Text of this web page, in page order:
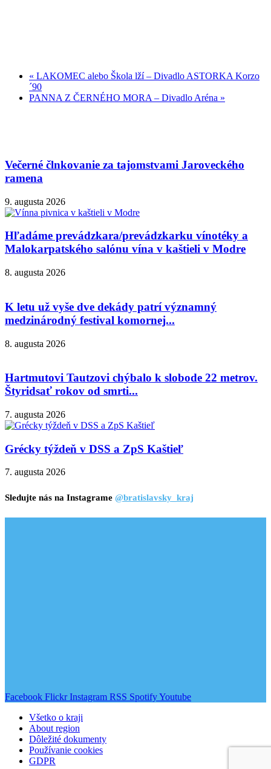
« LAKOMEC alebo Škola lží – Divadlo ASTORKA Korzo
´90
PANNA Z ČERNÉHO MORA – Divadlo Aréna »
Večerné člnkovanie za tajomstvami Jaroveckého
ramena
9. augusta 2026
Hľadáme prevádzkara/prevádzkarku vínotéky a
Malokarpatského salónu vína v kaštieli v Modre
8. augusta 2026
K letu už vyše dve dekády patrí významný
medzinárodný festival komornej...
8. augusta 2026
Hartmutovi Tautzovi chýbalo k slobode 22 metrov.
Štyridsať rokov od smrti...
7. augusta 2026
Grécky týždeň v DSS a ZpS Kaštieľ
7. augusta 2026
Sledujte nás na Instagrame @bratislavsky_kraj
Facebook Flickr Instagram RSS SpotifyYoutube
Všetko o kraji
About region
Dôležité dokumenty
Používanie cookies
GDPR